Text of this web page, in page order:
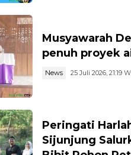
Musyawarah
penuh proyek
News 25 Juli 2026, 21:19
Peringati
Sijunjung